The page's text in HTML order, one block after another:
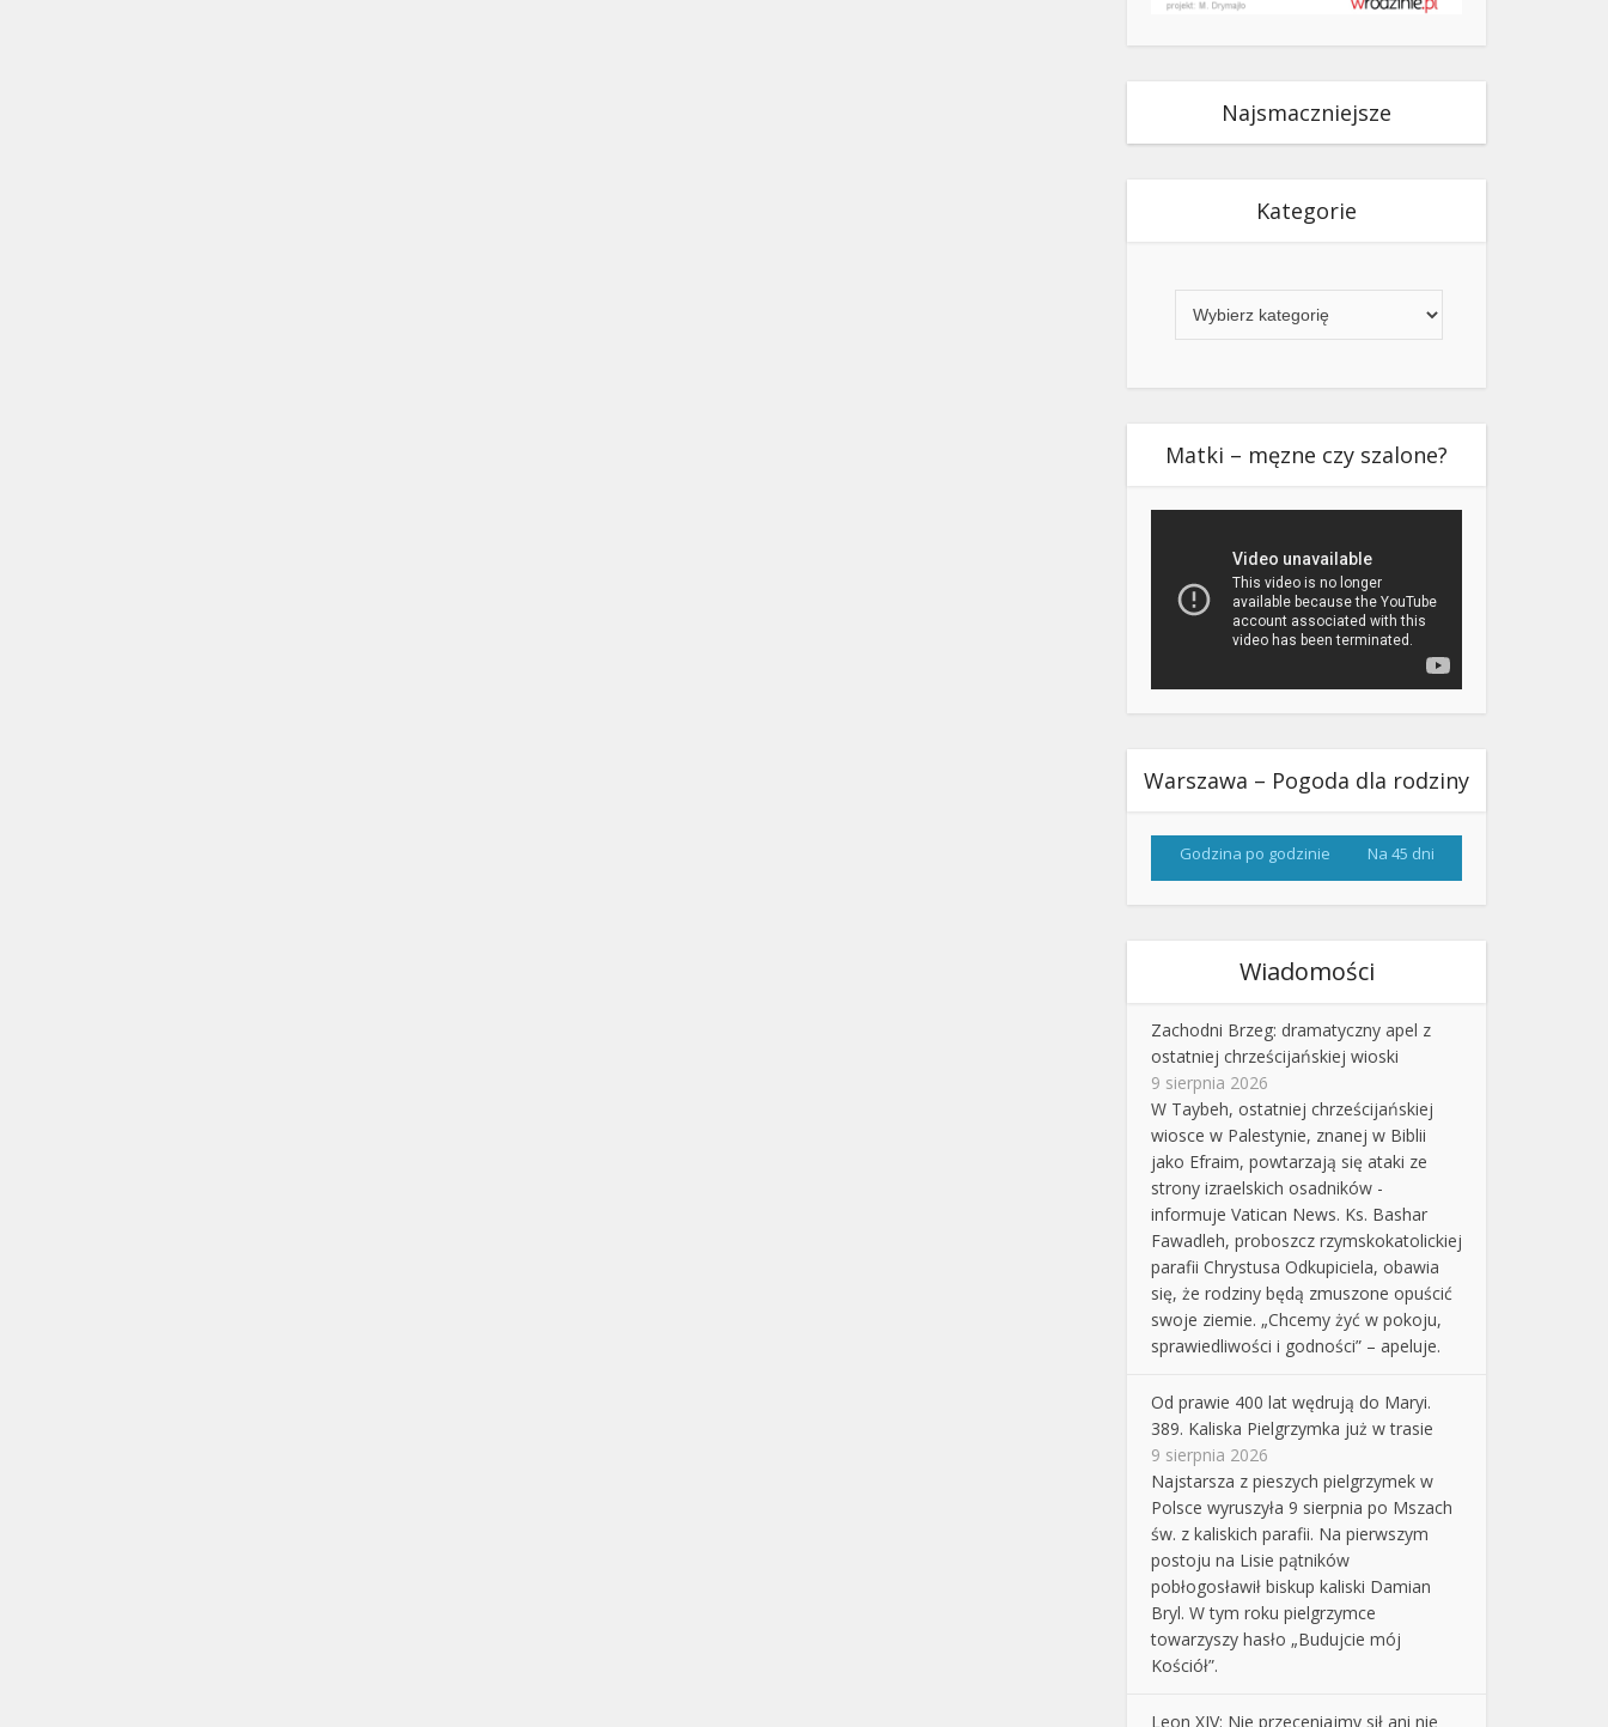
Najsmaczniejsze
Kategorie
Matki – męzne czy szalone?
Warszawa – Pogoda dla rodziny
Godzina po godzinie Na 45 dni
Wiadomości
Zachodni Brzeg: dramatyczny apel z
ostatniej chrześcijańskiej wioski
9 sierpnia 2026
W Taybeh, ostatniej chrześcijańskiej
wiosce w Palestynie, znanej w Biblii
jako Efraim, powtarzają się ataki ze
strony izraelskich osadników -
informuje Vatican News. Ks. Bashar
Fawadleh, proboszcz rzymskokatolickiej
parafii Chrystusa Odkupiciela, obawia
się, że rodziny będą zmuszone opuścić
swoje ziemie. „Chcemy żyć w pokoju,
sprawiedliwości i godności” – apeluje.
Od prawie 400 lat wędrują do Maryi.
389. Kaliska Pielgrzymka już w trasie
9 sierpnia 2026
Najstarsza z pieszych pielgrzymek w
Polsce wyruszyła 9 sierpnia po Mszach
św. z kaliskich parafii. Na pierwszym
postoju na Lisie pątników
pobłogosławił biskup kaliski Damian
Bryl. W tym roku pielgrzymce
towarzyszy hasło „Budujcie mój
Kościół”.
Leon XIV: Nie przeceniajmy sił ani nie